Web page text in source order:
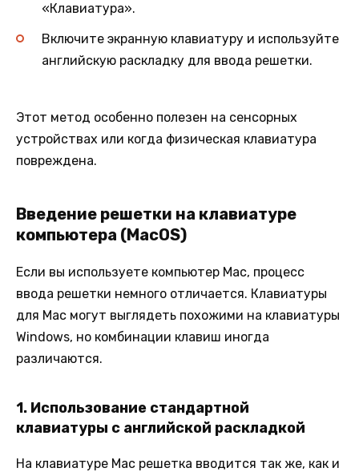
«Клавиатура».
Включите экранную клавиатуру и используйте
английскую раскладку для ввода решетки.
Этот метод особенно полезен на сенсорных
устройствах или когда физическая клавиатура
повреждена.
Введение решетки на клавиатуре
компьютера (MacOS)
Если вы используете компьютер Mac, процесс
ввода решетки немного отличается. Клавиатуры
для Mac могут выглядеть похожими на клавиатуры
Windows, но комбинации клавиш иногда
различаются.
1. Использование стандартной
клавиатуры с английской раскладкой
На клавиатуре Mac решетка вводится так же, как и